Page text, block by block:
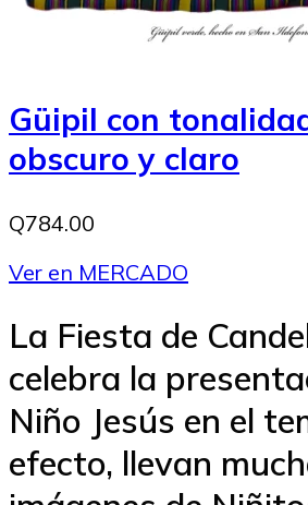
Güipil con
obscuro y claro
Q784.00
Ver en MERCADO
La Fiesta de
celebra la
Niño Jesús en el
efecto, llevan